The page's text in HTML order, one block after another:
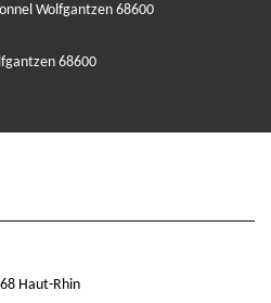
Wolfgantzen 68600
68600
Haut-Rhin